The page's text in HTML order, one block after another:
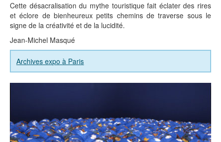
Cette désacralisation du mythe touristique fait éclater des rires
et éclore de bienheureux petits chemins de traverse sous le
signe de la créativité et de la lucidité.
Jean-Michel Masqué
Archives expo à Paris